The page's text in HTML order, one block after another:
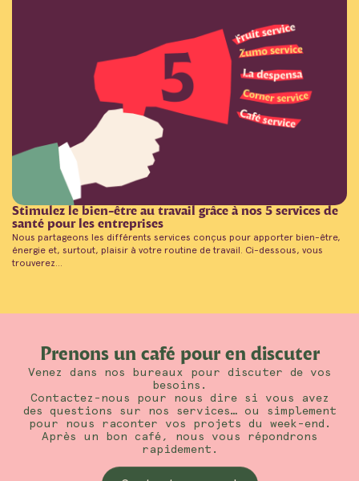
Stimulez le bien-être au travail grâce à nos 5 services de
santé pour les entreprises
Nous partageons les différents services conçus pour apporter bien-être,
énergie et, surtout, plaisir à votre routine de travail. Ci-dessous, vous
trouverez...
Prenons un café pour en discuter
Venez dans nos bureaux pour discuter de vos
besoins.
Contactez-nous pour nous dire si vous avez
des questions sur nos services… ou simplement
pour nous raconter vos projets du week-end.
Après un bon café, nous vous répondrons
rapidement.